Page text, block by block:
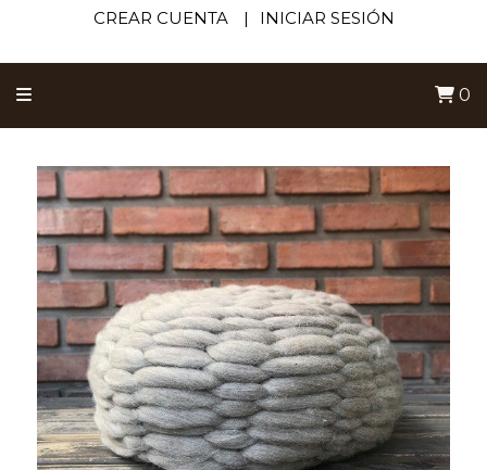
CREAR CUENTA INICIAR SESIÓN
0